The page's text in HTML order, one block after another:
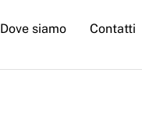
Dove siamo Contatti